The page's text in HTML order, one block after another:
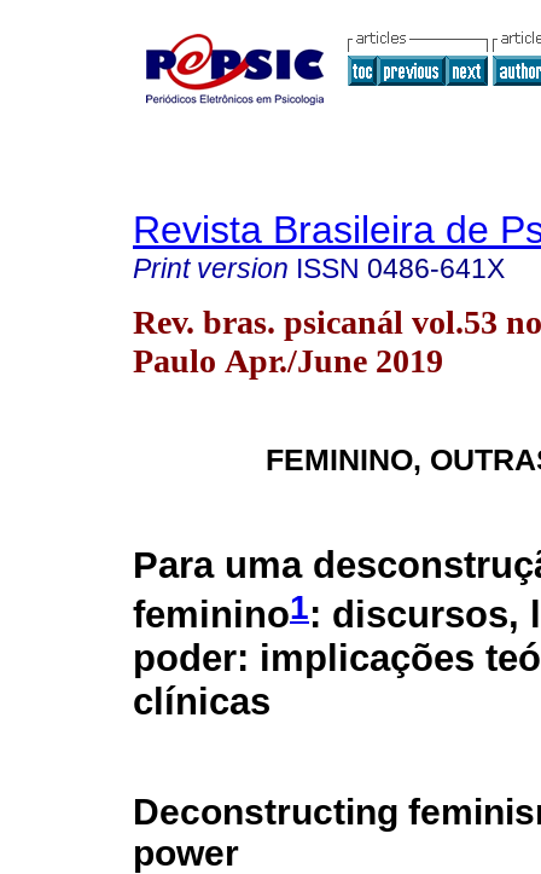
Revista Brasileira de
Print version ISSN 0486-641X
Rev. bras. psicanál vol.53
Paulo Apr./June 2019
FEMININO,
Para uma
feminino1: discursos,
poder: implicações
clínicas
Deconstructing
power